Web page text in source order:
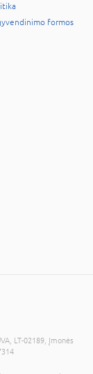
formos
LT-02189, Įmonės